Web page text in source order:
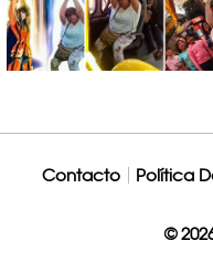
Contacto Política
©